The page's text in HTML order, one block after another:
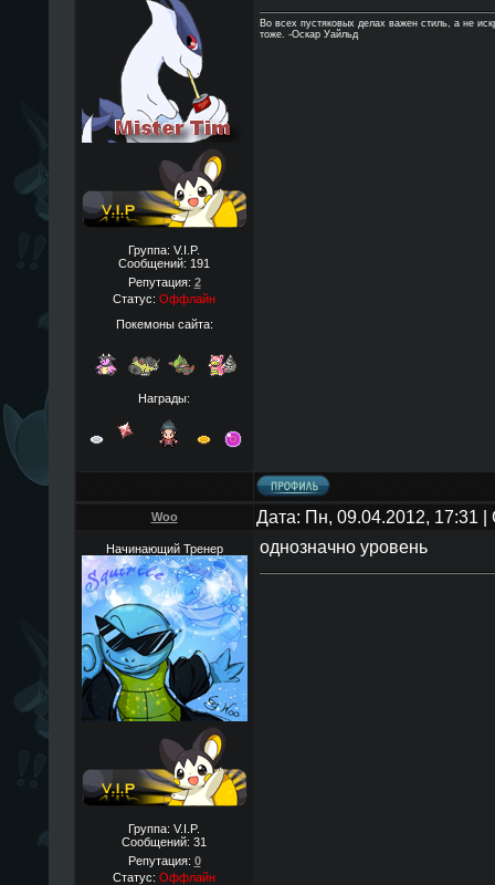
Группа: V.I.P.
Сообщений: 191
Репутация: 2
Статус: Оффлайн
Покемоны сайта:
Награды:
Во всех пустяковых делах важен стиль, а не
тоже. -Оскар Уайльд
Woo Дата: Пн, 09.04.2012, 17:31
Начинающий Тренер
Группа: V.I.P.
Сообщений: 31
Репутация: 0
Статус: Оффлайн
однозначно уровень